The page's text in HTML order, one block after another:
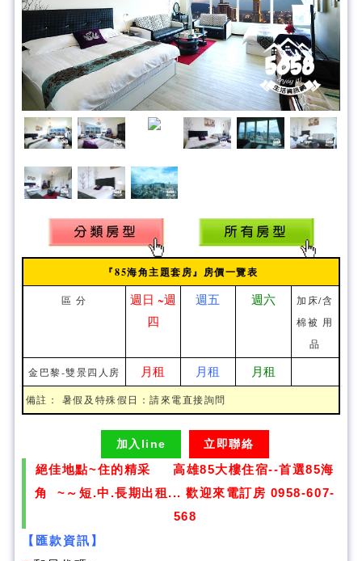
『85海角主題套房』房價一覽表
區 分
週日 ~週
四
週五 週六
加床/含
棉被 用
品
金巴黎-雙景四人房 月租 月租 月租
備註： 暑假及特殊假日：請來電直接詢問
加入line 立即聯絡
絕佳地點~住的精采 高雄85大樓住宿--首選85海
角 ~～短.中.長期出租... 歡迎來電訂房 0958-607-
568
【匯款資訊】